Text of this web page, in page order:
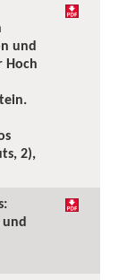
und
Hoch
2),